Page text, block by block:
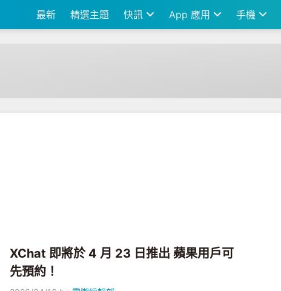
最新 精選主題 快訊 App 應用 手機
XChat 即將於 4 月 23 日推出 蘋果用戶可
先預約！